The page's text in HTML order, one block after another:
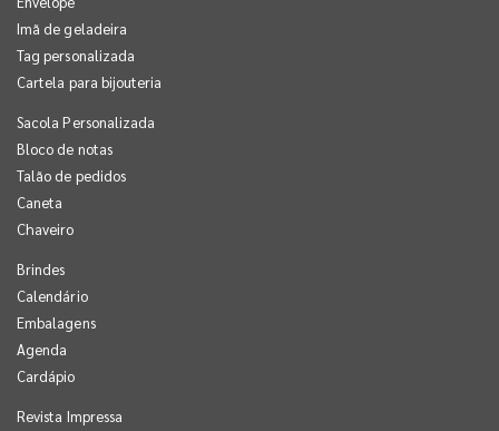
Imã de geladeira
Tag personalizada
Cartela para bijouteria
Sacola Personalizada
Bloco de notas
Talão de pedidos
Caneta
Chaveiro
Brindes
Calendário
Embalagens
Agenda
Cardápio
Revista Impressa